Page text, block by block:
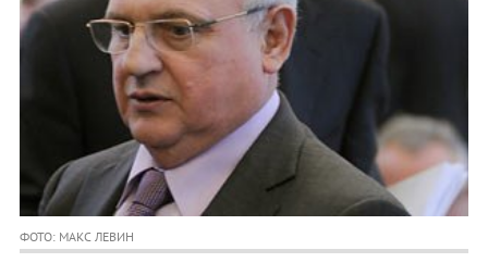
ФОТО: МАКС ЛЕВИН